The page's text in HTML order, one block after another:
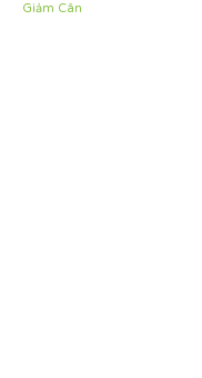
Giảm Cân